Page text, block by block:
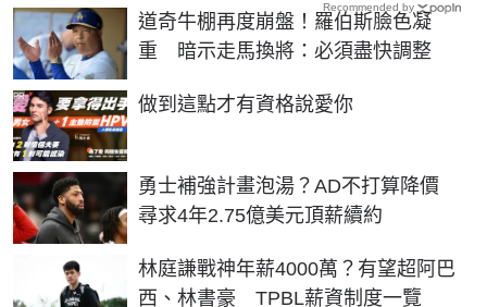
道奇牛棚再度崩盤！羅伯斯臉色凝
重 暗示走馬換將：必須盡快調整
做到這點才有資格說愛你
PR
勇士補強計畫泡湯？AD不打算降價
尋求4年2.75億美元頂薪續約
林庭謙戰神年薪4000萬？有望超阿巴
西、林書豪 TPBL薪資制度一覽
Recommended by